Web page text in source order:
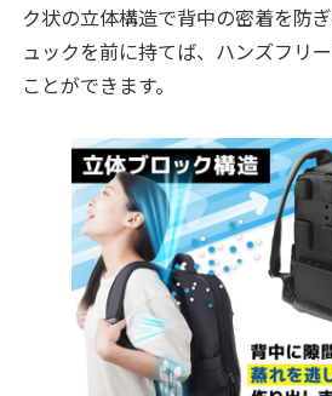
ク状の立体構造で背中の密着を防
ュックを前に持てば、ハンズフリ
ことができます。